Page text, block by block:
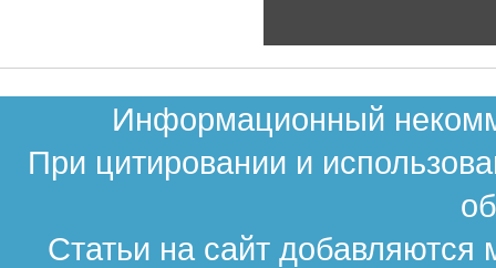
Информационный
При цитировании и
Статьи на сайт